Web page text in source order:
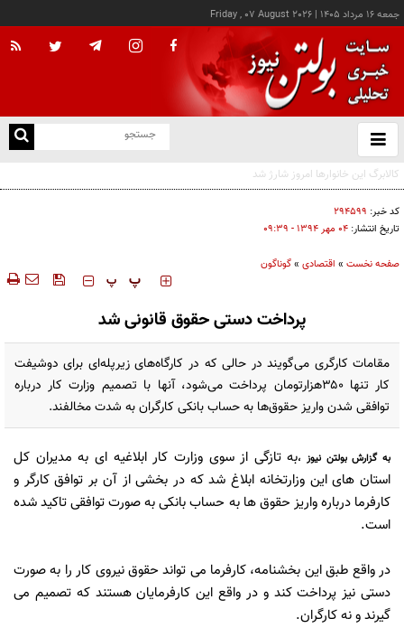
جمعه ۱۶ مرداد ۱۴۰۵ |
Friday , 07 August 2026
باز
و
کد خبر: ۲۹۴۵۹۹
تاریخ انتشار: ۰۴ مهر ۱۳۹۴ - ۰۹:۳۹
صفحه نخست » اقتصادی »گوناگون
‍‍‍ پ پ
پرداخت دستی حقوق قانونی شد
مقامات کارگری می‌گویند در حالی که در کارگاه‌های زیرپله‌ای برای دوشیفت
کار تنها ۳۵۰هزارتومان پرداخت می‌شود، آنها با تصمیم وزارت کار درباره
توافقی شدن واریز حقوق‌ها به حساب بانکی کارگران به شدت مخالفند.
به گزارشبولتن نیوز،به تازگی از سوی وزارت کار ابلاغیه ای به مدیران کل
استان های این وزارتخانه ابلاغ شد که در بخشی از آن بر توافق کارگر و
کارفرما درباره واریز حقوق ها به حساب بانکی به صورت توافقی تاکید شده
است.
در واقع طبق این بخشنامه، کارفرما می تواند حقوق نیروی کار را به صورت
دستی نیز پرداخت کند و در واقع این کارفرمایان هستند که تصمیم می
گیرند و نه کارگران.